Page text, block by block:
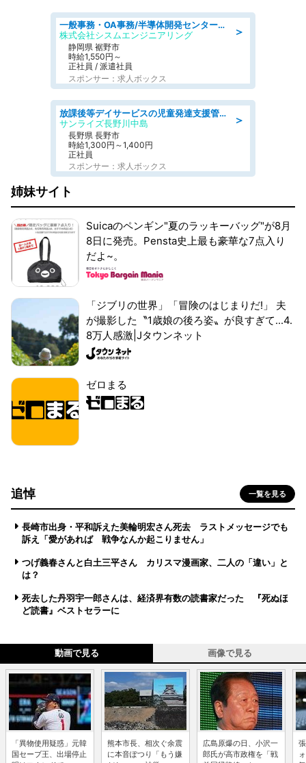
＞
一般事務・OA事務/半導体開発センター内で事務&軽作業スタッフ、募集
株式会社シスムエンジニアリング
静岡県 裾野市
時給1,550円～
正社員 / 派遣社員
スポンサー：求人ボックス
＞
放課後等デイサービスの児童発達支援管理責任者
サンライズ長野川中島
長野県 長野市
時給1,300円～1,400円
正社員
スポンサー：求人ボックス
姉妹サイト
Suicaのペンギン"夏のラッキーバッグ"が8月
8日に発売。Pensta史上最も豪華な7点入り
だよ~。
「ジブリの世界」「冒険のはじまりだ!」 夫
が撮影した〝1歳娘の後ろ姿〟が良すぎて...4.
8万人感激|Jタウンネット
ゼロまる
追悼 一覧を見る
長崎市出身・平和訴えた美輪明宏さん死去 ラストメッセージでも
訴え「愛があれば 戦争なんか起こりません」
つげ義春さんと白土三平さん カリスマ漫画家、二人の「違い」と
は？
死去した丹羽宇一郎さんは、経済界有数の読書家だった 『死ぬほ
ど読書』ベストセラーに
動画で見る 画像で見る
「異物使用疑惑」元韓
国セーブ王、出場停止
熊本市長、相次ぐ余震
に本音ぽつり「もう嫌
広島原爆の日、小沢一
郎氏が高市政権を「戦